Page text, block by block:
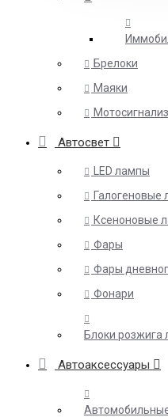
Брелоки
Маяки
Автосвет
LED лампы
Галогеновые
Ксеноновые
Фары
Фары
Фонари
Блоки розжига
Автоаксессуары